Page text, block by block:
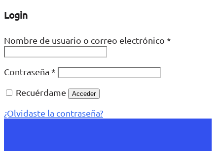
Login
Nombre de usuario o correo electrónico *
Contraseña *
Recuérdame
Acceder
¿Olvidaste la contraseña?